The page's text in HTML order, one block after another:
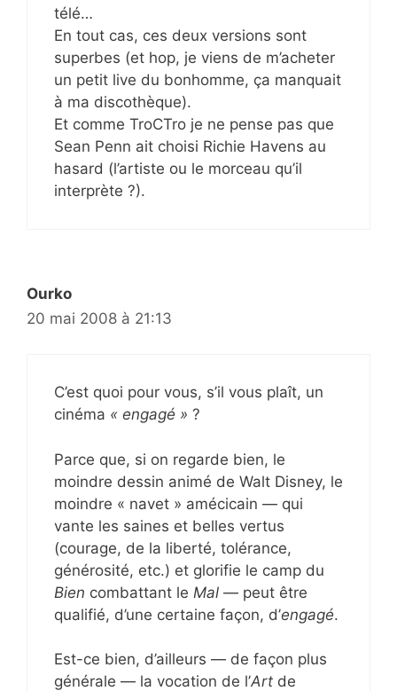
télé…
En tout cas, ces deux versions sont
superbes (et hop, je viens de m’acheter
un petit live du bonhomme, ça manquait
à ma discothèque).
Et comme TroCTro je ne pense pas que
Sean Penn ait choisi Richie Havens au
hasard (l’artiste ou le morceau qu’il
interprète ?).
Ourko
20 mai 2008 à 21:13
C’est quoi pour vous, s’il vous plaît, un
cinéma « engagé » ?
Parce que, si on regarde bien, le
moindre dessin animé de Walt Disney, le
moindre « navet » amécicain — qui
vante les saines et belles vertus
(courage, de la liberté, tolérance,
générosité, etc.) et glorifie le camp du
Bien combattant le Mal — peut être
qualifié, d’une certaine façon, d’engagé.
Est-ce bien, d’ailleurs — de façon plus
générale — la vocation de l’Art de